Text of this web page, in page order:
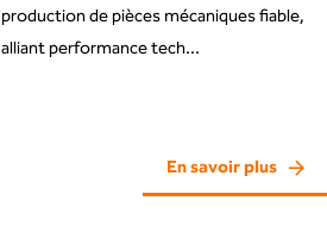
production de pièces mécaniques fiable,
alliant performance tech...
En savoir plus